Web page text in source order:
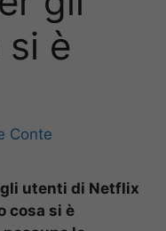
è
Conte
gli utenti di Netflix
cosa si è